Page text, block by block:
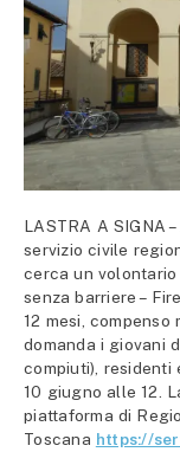
LASTRA A SIGNA
servizio civile
cerca un
senza barriere –
12 mesi,
domanda i giovani
compiuti), residenti
10 giugno alle 12.
piattaforma di
Toscana https://